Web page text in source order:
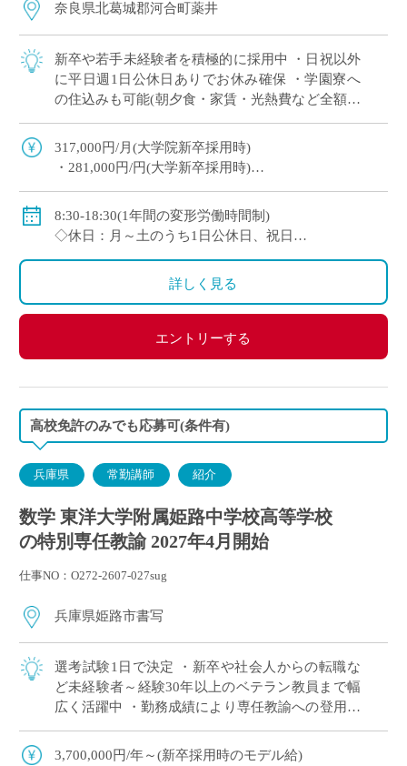
奈良県北葛城郡河合町薬井
新卒や若手未経験者を積極的に採用中 ・日祝以外
に平日週1日公休日ありでお休み確保 ・学園寮へ
の住込みも可能(朝夕食・家賃・光熱費など全額学
活的な自立を全面的にバックアップ ・ […]
317,000円/月(大学院新卒採用時)
・281,000円/円(大学新卒採用時)
◇手当：各種有
・通勤手当：上限50,000円)
・住居手当：賃貸の場合は上限27,000円)
・その他、扶養等の諸手当が条件に応じて支給あり
◇保険：私学共済、雇用保険など
8:30-18:30(1年間の変形労働時間制)
◇休日：月～土のうち1日公休日、祝日
詳しく見る
エントリーする
高校免許のみでも応募可(条件有)
兵庫県 常勤講師 紹介
数学 東洋大学附属姫路中学校高等学校
の特別専任教諭 2027年4月開始
仕事NO：O272-2607-027sug
兵庫県姫路市書写
選考試験1日で決定 ・新卒や社会人からの転職な
ど未経験者～経験30年以上のベテラン教員まで幅
広く活躍中 ・勤務成績により専任教諭への登用あ
流にも注力 ※高校免許 […]
3,700,000円/年～(新卒採用時のモデル給)